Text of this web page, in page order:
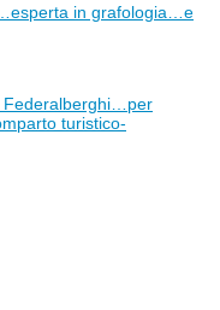
in grafologia…e
Federalberghi…per
turistico-